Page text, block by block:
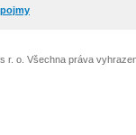
r. o. Všechna práva